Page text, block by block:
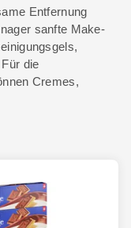
Entfernung
sanfte Make-
die
Cremes,